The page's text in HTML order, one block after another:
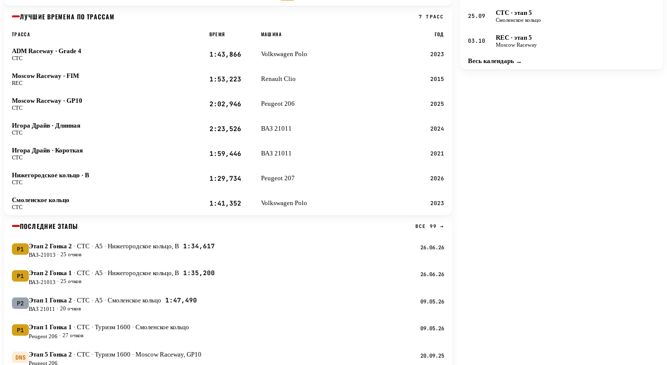
ЛУЧШИЕ ВРЕМЕНА ПО ТРАССАМ 7 ТРАСС
ТРАССА ВРЕМЯ МАШИНА ГОД
ADM Raceway · Grade 4
CTC 1:43,866 Volkswagen Polo 2023
Moscow Raceway · FIM
REC 1:53,223 Renault Clio 2015
Moscow Raceway · GP10
CTC 2:02,946 Peugeot 206 2025
Игора Драйв · Длинная
CTC 2:23,526 ВАЗ 21011 2024
Игора Драйв · Короткая
CTC 1:59,446 ВАЗ 21011 2021
Нижегородское кольцо · B
CTC 1:29,734 Peugeot 207 2026
Смоленское кольцо
CTC 1:41,352 Volkswagen Polo 2023
ПОСЛЕДНИЕ ЭТАПЫ ВСЕ 99 →
P1 Этап 2 Гонка 2 · CTC · А5 · Нижегородское кольцо, B 1:34,617
ВАЗ-21013 · 25 очков
26.06.26
P1 Этап 2 Гонка 1 · CTC · А5 · Нижегородское кольцо, B 1:35,200
ВАЗ-21013 · 25 очков
26.06.26
P2 Этап 1 Гонка 2 · CTC · А5 · Смоленское кольцо 1:47,490
ВАЗ 21011 · 20 очков
09.05.26
P1 Этап 1 Гонка 1 · CTC · Туризм 1600 · Смоленское кольцо
Peugeot 206 · 27 очков
09.05.26
DNS Этап 5 Гонка 2 · CTC · Туризм 1600 · Moscow Raceway, GP10
Peugeot 206
20.09.25
25.09 CTC· этап 5
Смоленское кольцо
03.10 REC· этап 5
Moscow Raceway
Весь календарь →